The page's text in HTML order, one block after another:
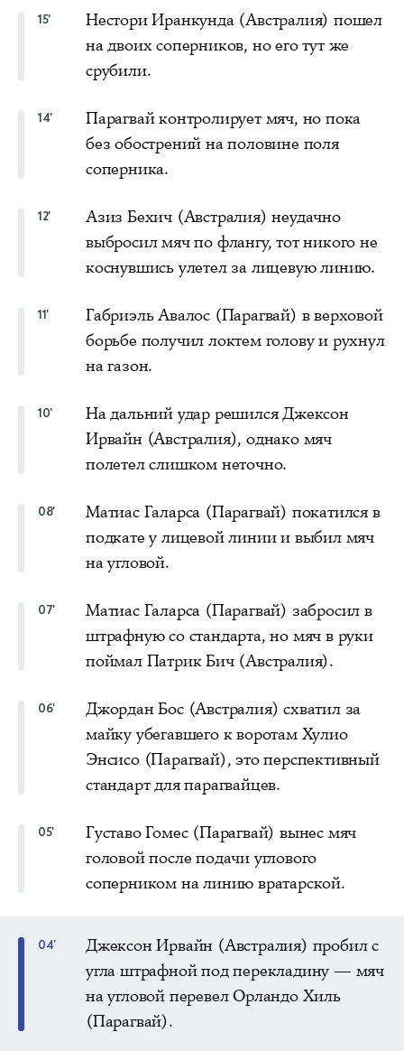
15'
Нестори Иранкунда (Австралия) пошел
на двоих соперников, но его тут же
срубили.
14'
Парагвай контролирует мяч, но пока
без обострений на половине поля
соперника.
12'
Азиз Бехич (Австралия) неудачно
выбросил мяч по флангу, тот никого не
коснувшись улетел за лицевую линию.
11'
Габриэль Авалос (Парагвай) в верховой
борьбе получил локтем голову и рухнул
на газон.
10'
На дальний удар решился Джексон
Ирвайн (Австралия), однако мяч
полетел слишком неточно.
08'
Матиас Галарса (Парагвай) покатился в
подкате у лицевой линии и выбил мяч
на угловой.
07'
Матиас Галарса (Парагвай) забросил в
штрафную со стандарта, но мяч в руки
поймал Патрик Бич (Австралия).
06'
Джордан Бос (Австралия) схватил за
майку убегавшего к воротам Хулио
Энсисо (Парагвай), это перспективный
стандарт для парагвайцев.
05'
Густаво Гомес (Парагвай) вынес мяч
головой после подачи углового
соперником на линию вратарской.
04'
Джексон Ирвайн (Австралия) пробил с
угла штрафной под перекладину — мяч
на угловой перевел Орландо Хиль
(Парагвай).